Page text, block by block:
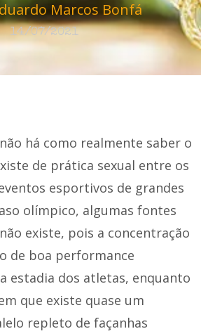
Marcos Bonfá
14/07/2021
há como realmente saber o
de prática sexual entre os
esportivos de grandes
olímpico, algumas fontes
existe, pois a concentração
de boa performance
estadia dos atletas, enquanto
que existe quase um
repleto de façanhas